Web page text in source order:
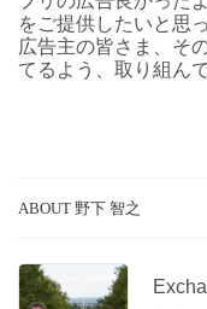
をご提供したいと思
広告主の皆さま、そ
てるよう、取り組ん
ABOUT 野下 智之